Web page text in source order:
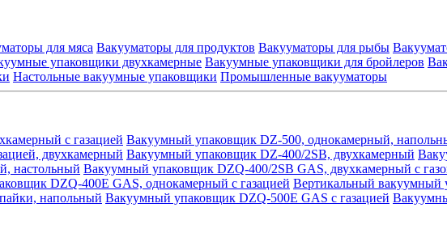
для мяса Вакууматоры для продуктов Вакууматоры для рыбы
упаковщики двухкамерные Вакуумные упаковщики для бройлеров
Настольные вакуумные упаковщики Промышленные вакууматоры
с газацией Вакуумный упаковщик DZ-500, однокамерный,
двухкамерный Вакуумный упаковщик DZ-400/2SB, двухкамерный
настольный Вакуумный упаковщик DZQ-400/2SB GAS, двухкамерный с
DZQ-400E GAS, однокамерный с газацией Вертикальный вакуумный
напольный Вакуумный упаковщик DZQ-500E GAS с газацией